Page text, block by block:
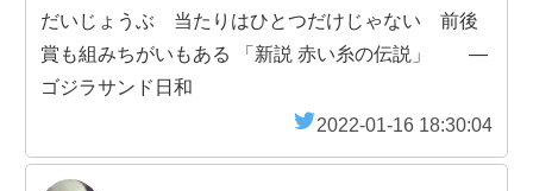
だいじょうぶ 当たりはひとつだけじゃない 前後
賞も組みちがいもある 「新説 赤い糸の伝説」 ―
ゴジラサンド日和
2022-01-16 18:30:04